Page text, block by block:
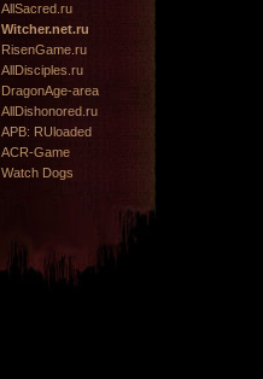
AllSacred.ru
Witcher.net.ru
RisenGame.ru
AllDisciples.ru
DragonAge-area
AllDishonored.ru
APB: RUloaded
ACR-Game
Watch Dogs